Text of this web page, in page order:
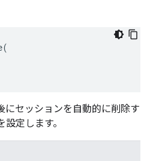
にセッションを自動的に削除す
定します。